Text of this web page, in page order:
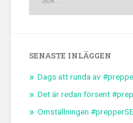
SENASTE INLÄGGEN
Dags att runda av
Det är redan försent
Omställningen #prepperSE